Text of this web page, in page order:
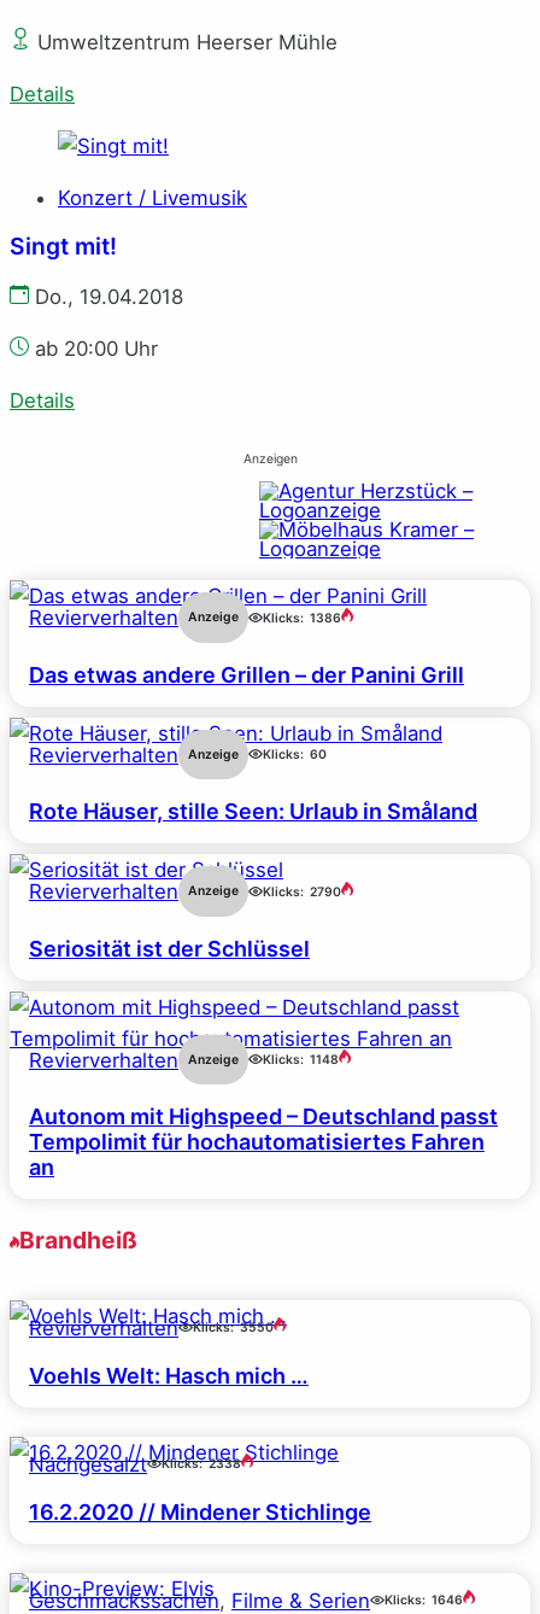
Umweltzentrum Heerser Mühle
Details
Konzert / Livemusik
Singt mit!
Do., 19.04.2018
ab 20:00 Uhr
Details
Anzeigen
Revierverhalten Anzeige Klicks: 1386
Das etwas andere Grillen – der Panini Grill
Revierverhalten Anzeige Klicks: 60
Rote Häuser, stille Seen: Urlaub in Småland
Revierverhalten Anzeige Klicks: 2790
Seriosität ist der Schlüssel
Revierverhalten Anzeige Klicks: 1148
Autonom mit Highspeed – Deutschland passt
Tempolimit für hochautomatisiertes Fahren
an
Brandheiß
Revierverhalten Klicks: 3550
Voehls Welt: Hasch mich …
Nachgesalzt Klicks: 2338
16.2.2020 // Mindener Stichlinge
Geschmackssachen, Filme & Serien Klicks: 1646